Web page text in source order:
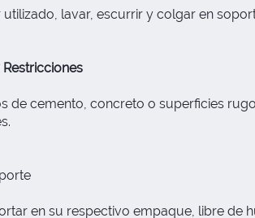
utilizado, lavar, escurrir y colgar en
de cemento, concreto o superficies
en su respectivo empaque, libre de